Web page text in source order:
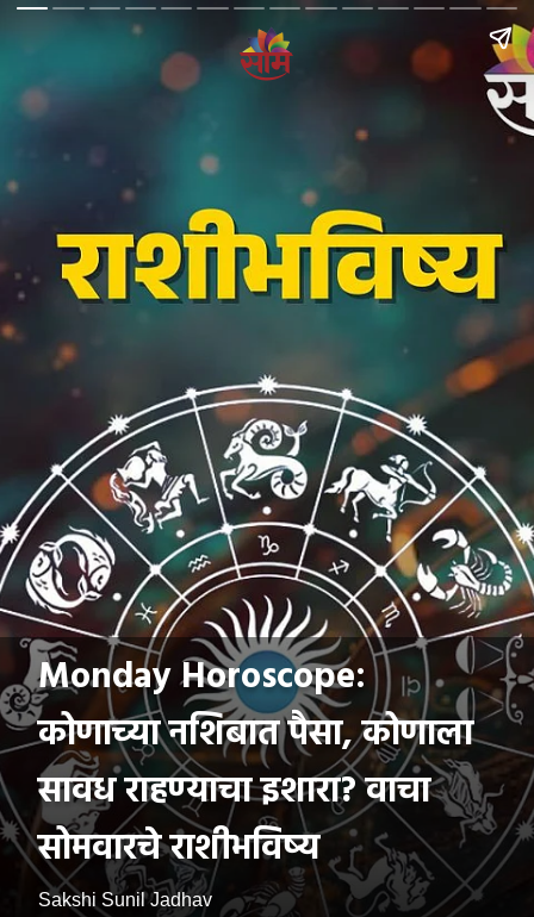
Monday Horoscope:
कोणाच्या नशिबात पैसा, कोणाला
सावध राहण्याचा इशारा? वाचा
सोमवारचे राशीभविष्य
Sakshi Sunil Jadhav